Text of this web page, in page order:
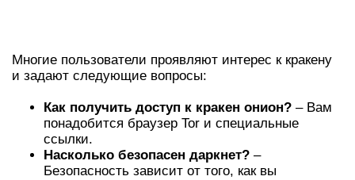
Многие пользователи проявляют интерес к кракену
и задают следующие вопросы:
Как получить доступ к кракен онион? – Вам
понадобится браузер Tor и специальные
ссылки.
Насколько безопасен даркнет? –
Безопасность зависит от того, как вы